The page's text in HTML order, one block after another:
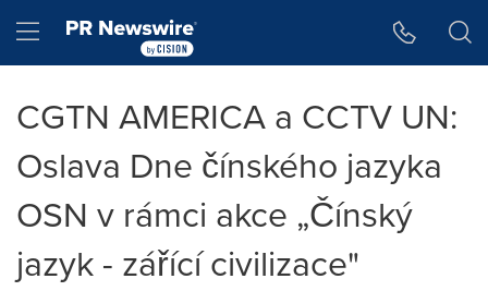
Hamburger menu
CGTN AMERICA a CCTV UN:
Oslava Dne čínského jazyka
OSN v rámci akce „Čínský
jazyk - zářící civilizace"